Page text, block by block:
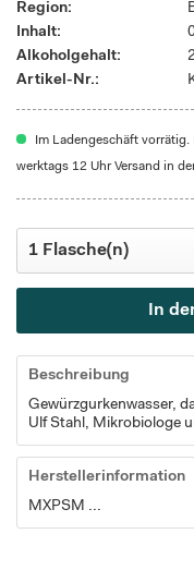
Region:
Inhalt:
Alkoholgehalt:
Artikel-Nr.:
Im Ladengeschäft
werktags 12 Uhr Versand in
In
Beschreibung
Gewürzgurkenwasser,
Ulf Stahl, Mikrobiologe
Herstellerinformation
MXPSM ...